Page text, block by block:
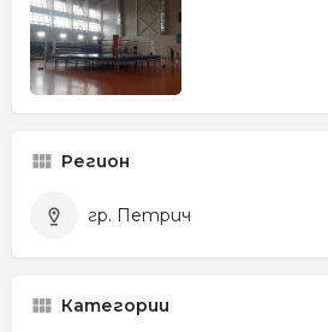
Регион
гр. Петрич
Категории